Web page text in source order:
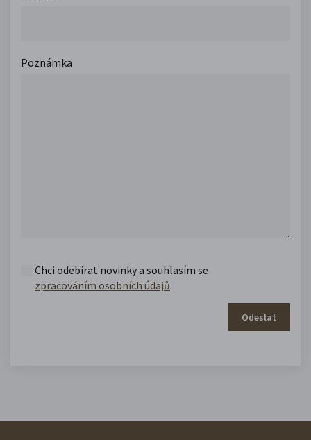
Poznámka
Chci odebírat novinky a souhlasím se
zpracováním osobních údajů.
Odeslat